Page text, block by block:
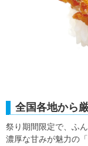
全国各地から
祭り期間限定で、ふ
濃厚な甘みが魅力の